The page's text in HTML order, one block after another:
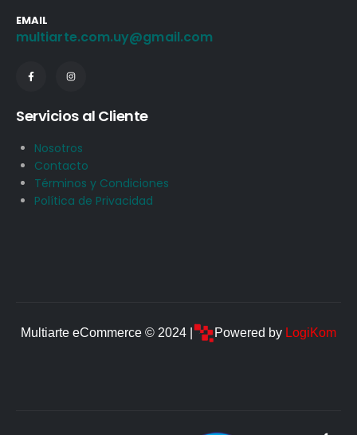
EMAIL
multiarte.com.uy@gmail.com
Servicios al Cliente
Nosotros
Contacto
Términos y Condiciones
Política de Privacidad
Multiarte eCommerce © 2024 | Powered by LogiKom